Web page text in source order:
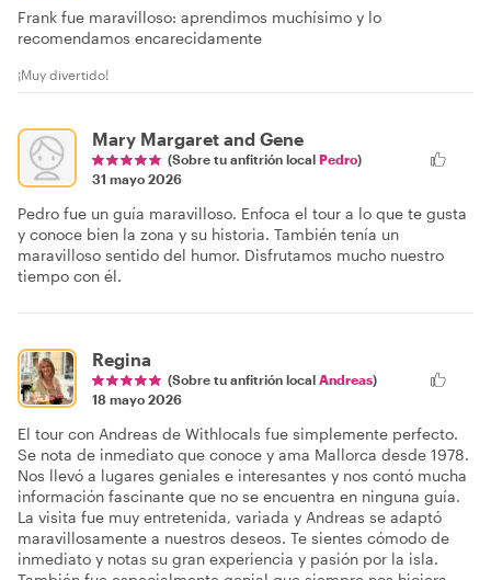
Frank fue maravilloso: aprendimos muchísimo y lo
recomendamos encarecidamente
¡Muy divertido!
Mary Margaret and Gene
(Sobre tu anfitrión local Pedro)
31 mayo 2026
Pedro fue un guía maravilloso. Enfoca el tour a lo que te gusta
y conoce bien la zona y su historia. También tenía un
maravilloso sentido del humor. Disfrutamos mucho nuestro
tiempo con él.
Regina
(Sobre tu anfitrión local Andreas)
18 mayo 2026
El tour con Andreas de Withlocals fue simplemente perfecto.
Se nota de inmediato que conoce y ama Mallorca desde 1978.
Nos llevó a lugares geniales e interesantes y nos contó mucha
información fascinante que no se encuentra en ninguna guía.
La visita fue muy entretenida, variada y Andreas se adaptó
maravillosamente a nuestros deseos. Te sientes cómodo de
inmediato y notas su gran experiencia y pasión por la isla.